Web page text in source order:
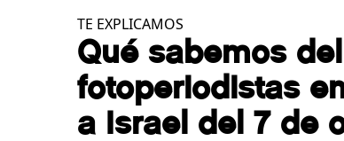
TE EXPLICAMOS
Qué sabemos
fotoperiodistas
a Israel del 7 de